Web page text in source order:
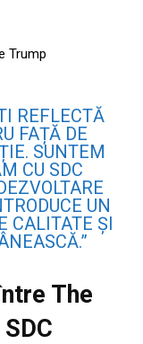
Trump
REFLECTĂ
FAȚĂ DE
SUNTEM
CU SDC
UN
CALITATE ȘI
The